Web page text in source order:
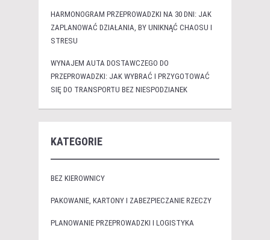
HARMONOGRAM PRZEPROWADZKI NA 30 DNI: JAK
ZAPLANOWAĆ DZIAŁANIA, BY UNIKNĄĆ CHAOSU I
STRESU
WYNAJEM AUTA DOSTAWCZEGO DO
PRZEPROWADZKI: JAK WYBRAĆ I PRZYGOTOWAĆ
SIĘ DO TRANSPORTU BEZ NIESPODZIANEK
KATEGORIE
BEZ KIEROWNICY
PAKOWANIE, KARTONY I ZABEZPIECZANIE RZECZY
PLANOWANIE PRZEPROWADZKI I LOGISTYKA